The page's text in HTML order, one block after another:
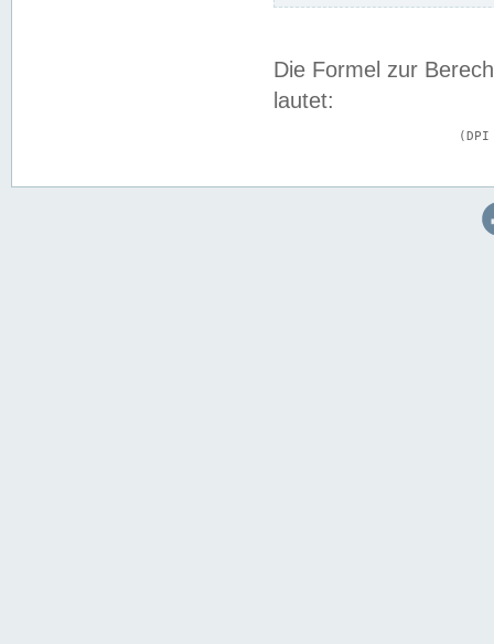
Die Formel zur
lautet: